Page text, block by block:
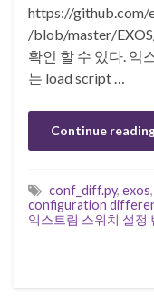
https://github.com/
/blob/master/
확인 할 수 있다. 익
는 load script …
Continue
conf_diff.py, exos,
configuration
익스트림 스위치 설정